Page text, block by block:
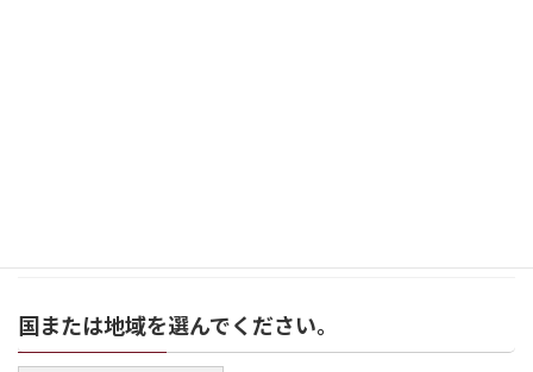
国または地域を選んでください。